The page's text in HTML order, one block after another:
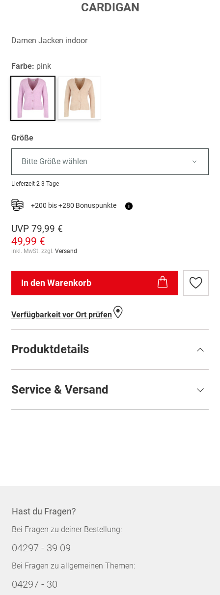
springen
CARDIGAN
Damen Jacken indoor
Farbe: pink
Größe
Bitte Größe wählen
Lieferzeit 2-3 Tage
+200 bis +280 Bonuspunkte i
UVP 79,99 €
49,99 €
inkl. MwSt. zzgl. Versand
In den Warenkorb
Zur
Verfügbarkeit vor Ort prüfen
Produktdetails
Service & Versand
Hast du Fragen?
Bei Fragen zu deiner Bestellung:
04297 - 39 09
Bei Fragen zu allgemeinen Themen:
04297 - 30